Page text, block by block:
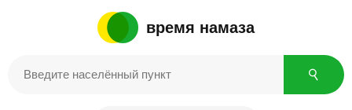
время намаза